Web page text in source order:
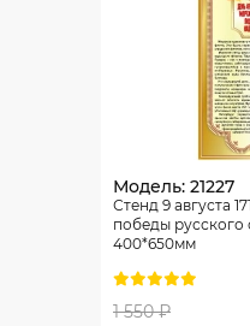
Модель: 21227
Стенд 9 августа
победы русского
400*650мм
1 550 ₽